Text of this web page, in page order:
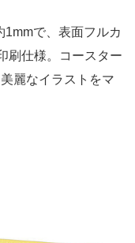
1mmで、表面フルカ
刷仕様。コースター
麗なイラストをマ